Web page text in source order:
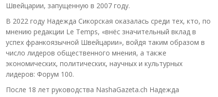
Швейцарии, запущенную в 2007 году.
В 2022 году Надежда Сикорская оказалась среди тех, кто, по
мнению редакции Le Temps, «внёс значительный вклад в
успех франкоязычной Швейцарии», войдя таким образом в
число лидеров общественного мнения, а также
экономических, политических, научных и культурных
лидеров: Форум 100.
После 18 лет руководства NashaGazeta.ch Надежда